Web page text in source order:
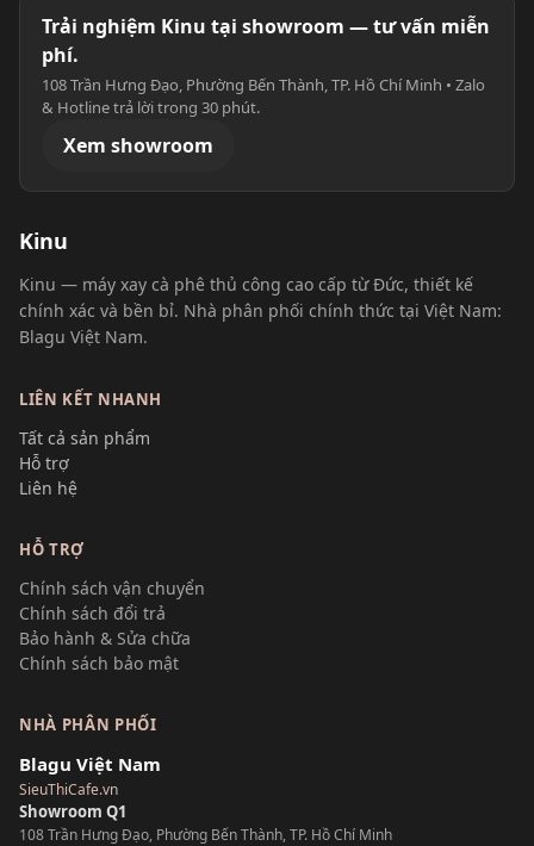
Trải nghiệm Kinu tại showroom — tư vấn miễn
phí.
108 Trần Hưng Đạo, Phường Bến Thành, TP. Hồ Chí Minh • Zalo
& Hotline trả lời trong 30 phút.
Xem showroom
Kinu
Kinu — máy xay cà phê thủ công cao cấp từ Đức, thiết kế
chính xác và bền bỉ. Nhà phân phối chính thức tại Việt Nam:
Blagu Việt Nam.
LIÊN KẾT NHANH
Tất cả sản phẩm
Hỗ trợ
Liên hệ
HỖ TRỢ
Chính sách vận chuyển
Chính sách đổi trả
Bảo hành & Sửa chữa
Chính sách bảo mật
NHÀ PHÂN PHỐI
Blagu Việt Nam
SieuThiCafe.vn
Showroom Q1
108 Trần Hưng Đạo, Phường Bến Thành, TP. Hồ Chí Minh